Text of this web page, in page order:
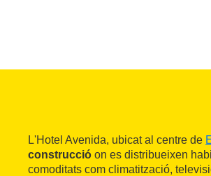
L'Hotel Avenida, ubicat al centre de
construcció on es distribueixen
comoditats com climatització,